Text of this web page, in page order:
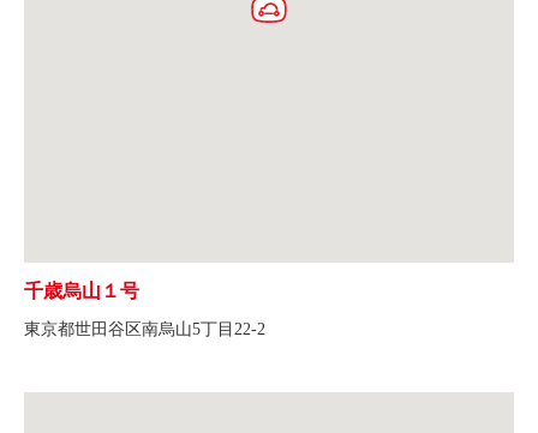
千歳烏山１号
東京都世田谷区南烏山5丁目22-2